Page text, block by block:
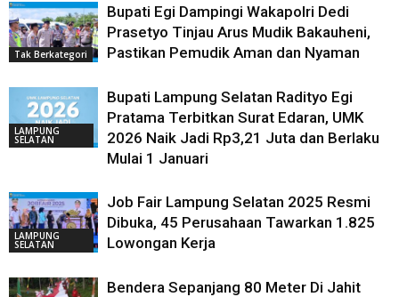
Tak Berkategori
Bupati Egi Dampingi Wakapolri Dedi
Prasetyo Tinjau Arus Mudik Bakauheni,
Pastikan Pemudik Aman dan Nyaman
LAMPUNG
SELATAN
Bupati Lampung Selatan Radityo Egi
Pratama Terbitkan Surat Edaran, UMK
2026 Naik Jadi Rp3,21 Juta dan Berlaku
Mulai 1 Januari
LAMPUNG
SELATAN
Job Fair Lampung Selatan 2025 Resmi
Dibuka, 45 Perusahaan Tawarkan 1.825
Lowongan Kerja
Bendera Sepanjang 80 Meter Di Jahit